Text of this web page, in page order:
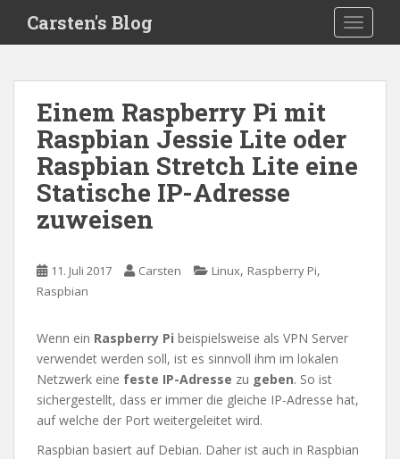
i
Carsten's Blog
Einem Raspberry Pi mit
Raspbian Jessie Lite oder
Raspbian Stretch Lite eine
Statische IP-Adresse
zuweisen
11. Juli 2017 Carsten Linux, Raspberry Pi,
Raspbian
Wenn ein Raspberry Pi beispielsweise als VPN Server
verwendet werden soll, ist es sinnvoll ihm im lokalen
Netzwerk eine feste IP-Adresse zu geben. So ist
sichergestellt, dass er immer die gleiche IP-Adresse hat,
auf welche der Port weitergeleitet wird.
Raspbian basiert auf Debian. Daher ist auch in Raspbian